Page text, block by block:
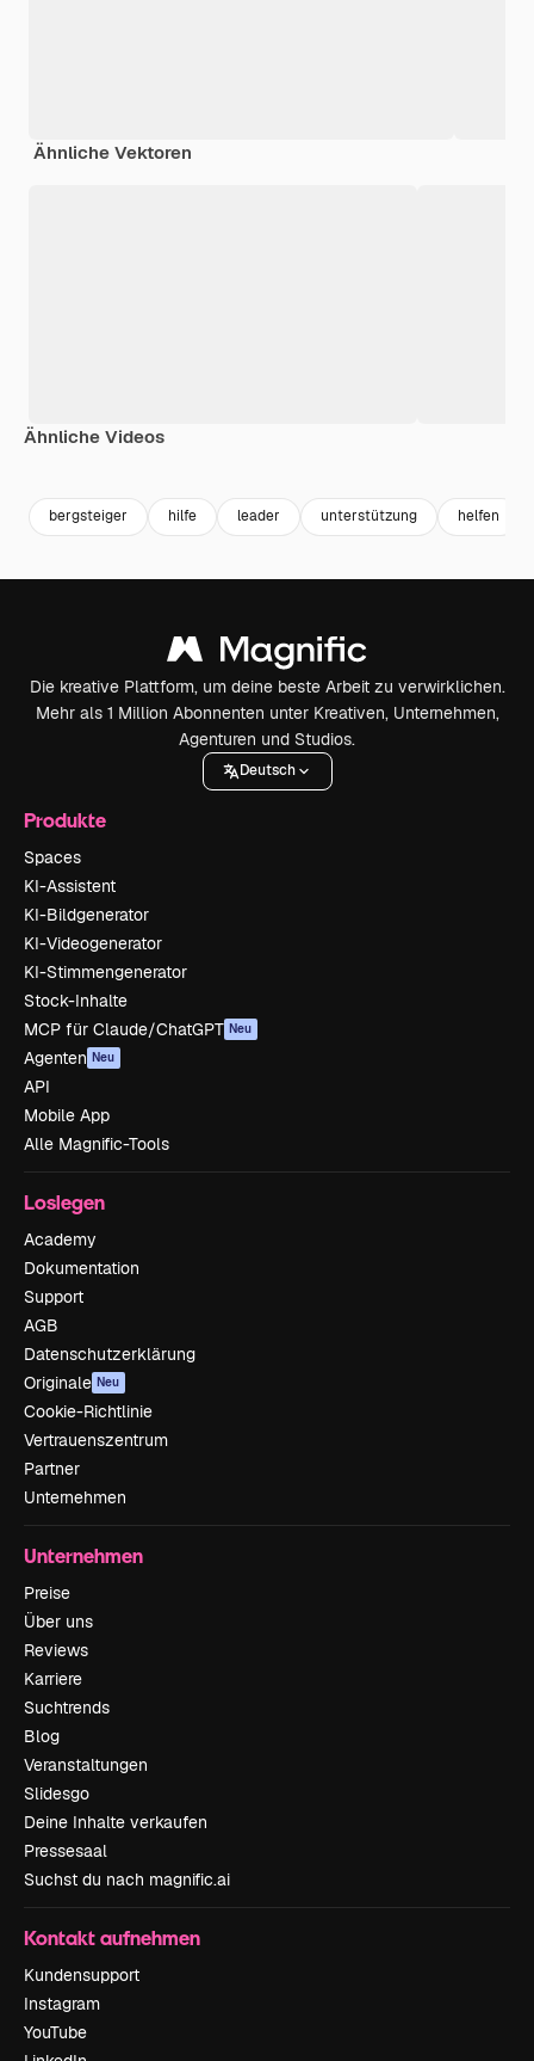
Ähnliche Vektoren
Ähnliche Videos
bergsteiger hilfe leader unterstützung helfen
Die kreative Plattform, um deine beste Arbeit zu verwirklichen.
Mehr als 1 Million Abonnenten unter Kreativen, Unternehmen,
Agenturen und Studios.
Deutsch
Produkte
Spaces
KI-Assistent
KI-Bildgenerator
KI-Videogenerator
KI-Stimmengenerator
Stock-Inhalte
MCP für Claude/ChatGPT Neu
Agenten Neu
API
Mobile App
Alle Magnific-Tools
Loslegen
Academy
Dokumentation
Support
AGB
Datenschutzerklärung
Originale Neu
Cookie-Richtlinie
Vertrauenszentrum
Partner
Unternehmen
Unternehmen
Preise
Über uns
Reviews
Karriere
Suchtrends
Blog
Veranstaltungen
Slidesgo
Deine Inhalte verkaufen
Pressesaal
Suchst du nach magnific.ai
Kontakt aufnehmen
Kundensupport
Instagram
YouTube